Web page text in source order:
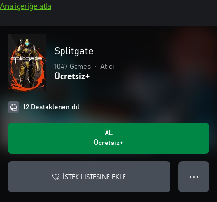
Ana içeriğe atla
Splitgate
1047 Games • Atıcı
Ücretsiz+
12 Desteklenen dil
AL
Ücretsiz+
İSTEK LISTESINE EKLE ● ● ●